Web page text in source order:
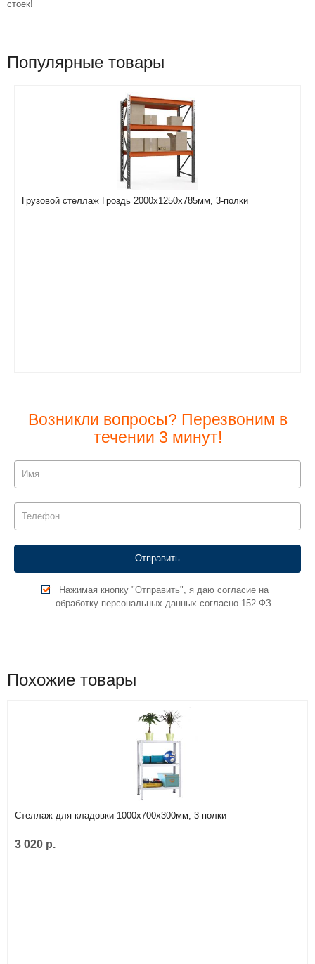
стоек!
Популярные товары
Грузовой стеллаж Гроздь 2000х1250х785мм, 3-полки
Возникли вопросы? Перезвоним в
течении 3 минут!
Нажимая кнопку "Отправить", я даю согласие на
обработку персональных данных согласно 152-ФЗ
Похожие товары
Стеллаж для кладовки 1000х700х300мм, 3-полки
3 020 р.